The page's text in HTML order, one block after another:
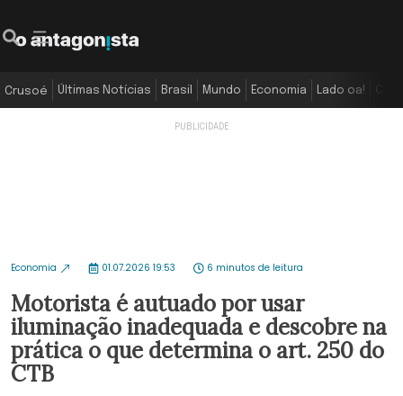
Crusoé Últimas Notícias Brasil Mundo Economia Lado oa!
Economia 01.07.2026 19:53 6 minutos de leitura
Motorista é autuado por usar
iluminação inadequada e descobre na
prática o que determina o art. 250 do
CTB